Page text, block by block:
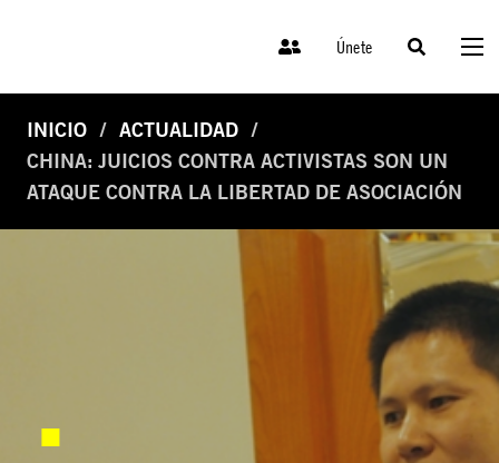
Únete
INICIO
ACTUALIDAD
CHINA: JUICIOS CONTRA ACTIVISTAS SON UN
ATAQUE CONTRA LA LIBERTAD DE ASOCIACIÓN